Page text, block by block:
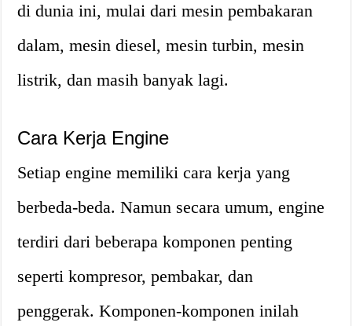
di dunia ini, mulai dari mesin pembakaran
dalam, mesin diesel, mesin turbin, mesin
listrik, dan masih banyak lagi.
Cara Kerja Engine
Setiap engine memiliki cara kerja yang
berbeda-beda. Namun secara umum, engine
terdiri dari beberapa komponen penting
seperti kompresor, pembakar, dan
penggerak. Komponen-komponen inilah